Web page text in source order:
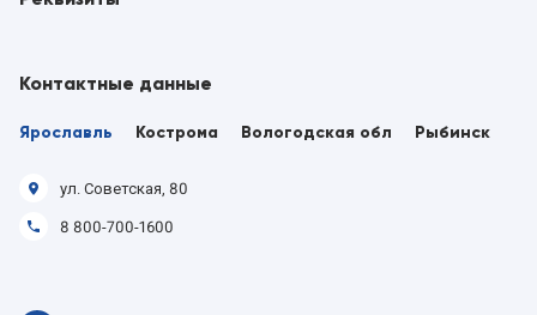
Контактные данные
Ярославль Кострома Вологодская обл Рыбинск
ул. Советская, 80
8 800-700-1600